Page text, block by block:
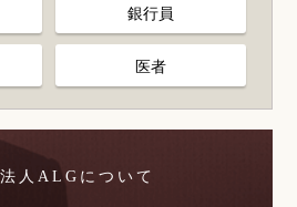
銀行員
医者
人ALGについて